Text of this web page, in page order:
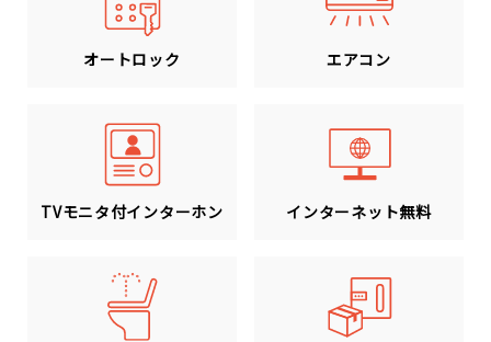
オートロック エアコン
TVモニタ付インターホン インターネット無料